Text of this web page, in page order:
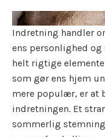
Indretning handler
ens personlighed
helt rigtige
som gør ens hjem
mere populær, er at
indretningen. Et
sommerlig